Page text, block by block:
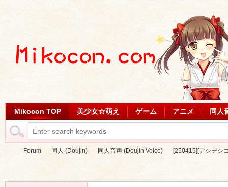
Mikocon TOP 美少女☆萌え ゲーム アニメ 同人
Forum 同人 (Doujin) 同人音声 (Doujin Voice) [250415][アシデシ